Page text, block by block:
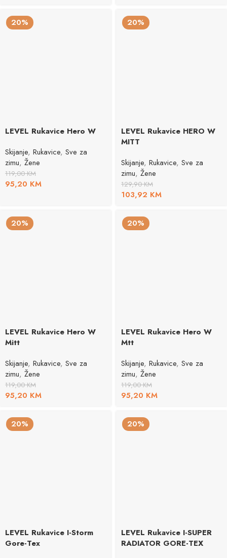
20%
LEVEL Rukavice Hero W
Skijanje, Rukavice, Sve za
zimu, Žene
119,00KM
95,20 KM
20%
LEVEL Rukavice HERO W
MITT
Skijanje, Rukavice, Sve za
zimu, Žene
129,90KM
103,92 KM
20%
LEVEL Rukavice Hero W
Mitt
Skijanje, Rukavice, Sve za
zimu, Žene
119,00KM
95,20 KM
20%
LEVEL Rukavice Hero W
Mtt
Skijanje, Rukavice, Sve za
zimu, Žene
119,00KM
95,20 KM
20%
LEVEL Rukavice I-Storm
Gore-Tex
20%
LEVEL Rukavice I-SUPER
RADIATOR GORE-TEX